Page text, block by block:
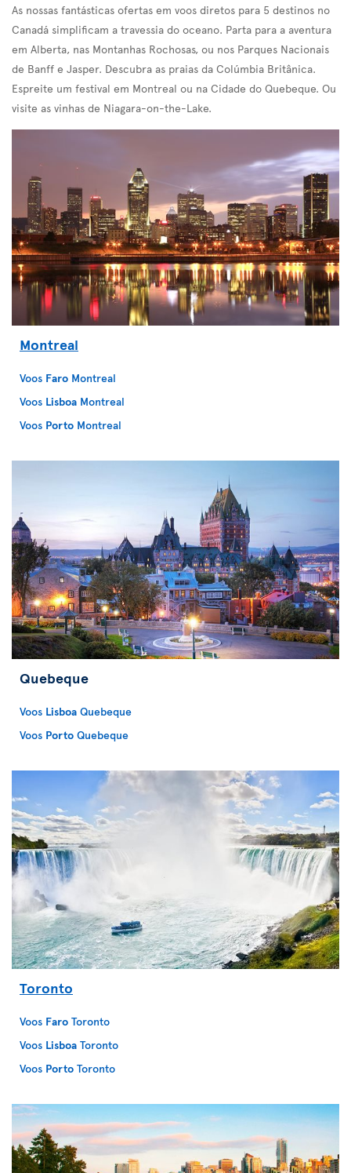
As nossas fantásticas ofertas em voos diretos para 5 destinos no
Canadá simplificam a travessia do oceano. Parta para a aventura
em Alberta, nas Montanhas Rochosas, ou nos Parques Nacionais
de Banff e Jasper. Descubra as praias da Colúmbia Britânica.
Espreite um festival em Montreal ou na Cidade do Quebeque. Ou
visite as vinhas de Niagara-on-the-Lake.
Montreal
Voos Faro Montreal
Voos Lisboa Montreal
Voos Porto Montreal
Quebeque
Voos Lisboa Quebeque
Voos Porto Quebeque
Toronto
Voos Faro Toronto
Voos Lisboa Toronto
Voos Porto Toronto